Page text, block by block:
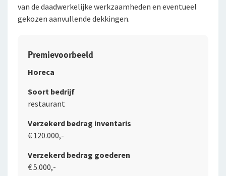
van de daadwerkelijke werkzaamheden en eventueel
gekozen aanvullende dekkingen.
Premievoorbeeld
Horeca
Soort bedrijf
restaurant
Verzekerd bedrag inventaris
€ 120.000,-
Verzekerd bedrag goederen
€ 5.000,-